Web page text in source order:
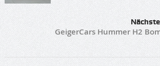
GeigerCars Hummer H2